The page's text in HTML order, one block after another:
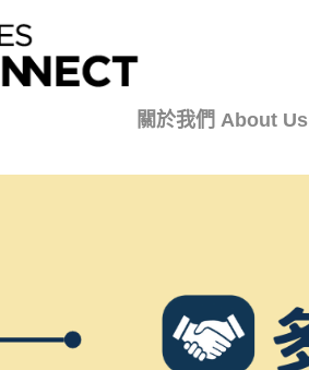
關於我們 About Us